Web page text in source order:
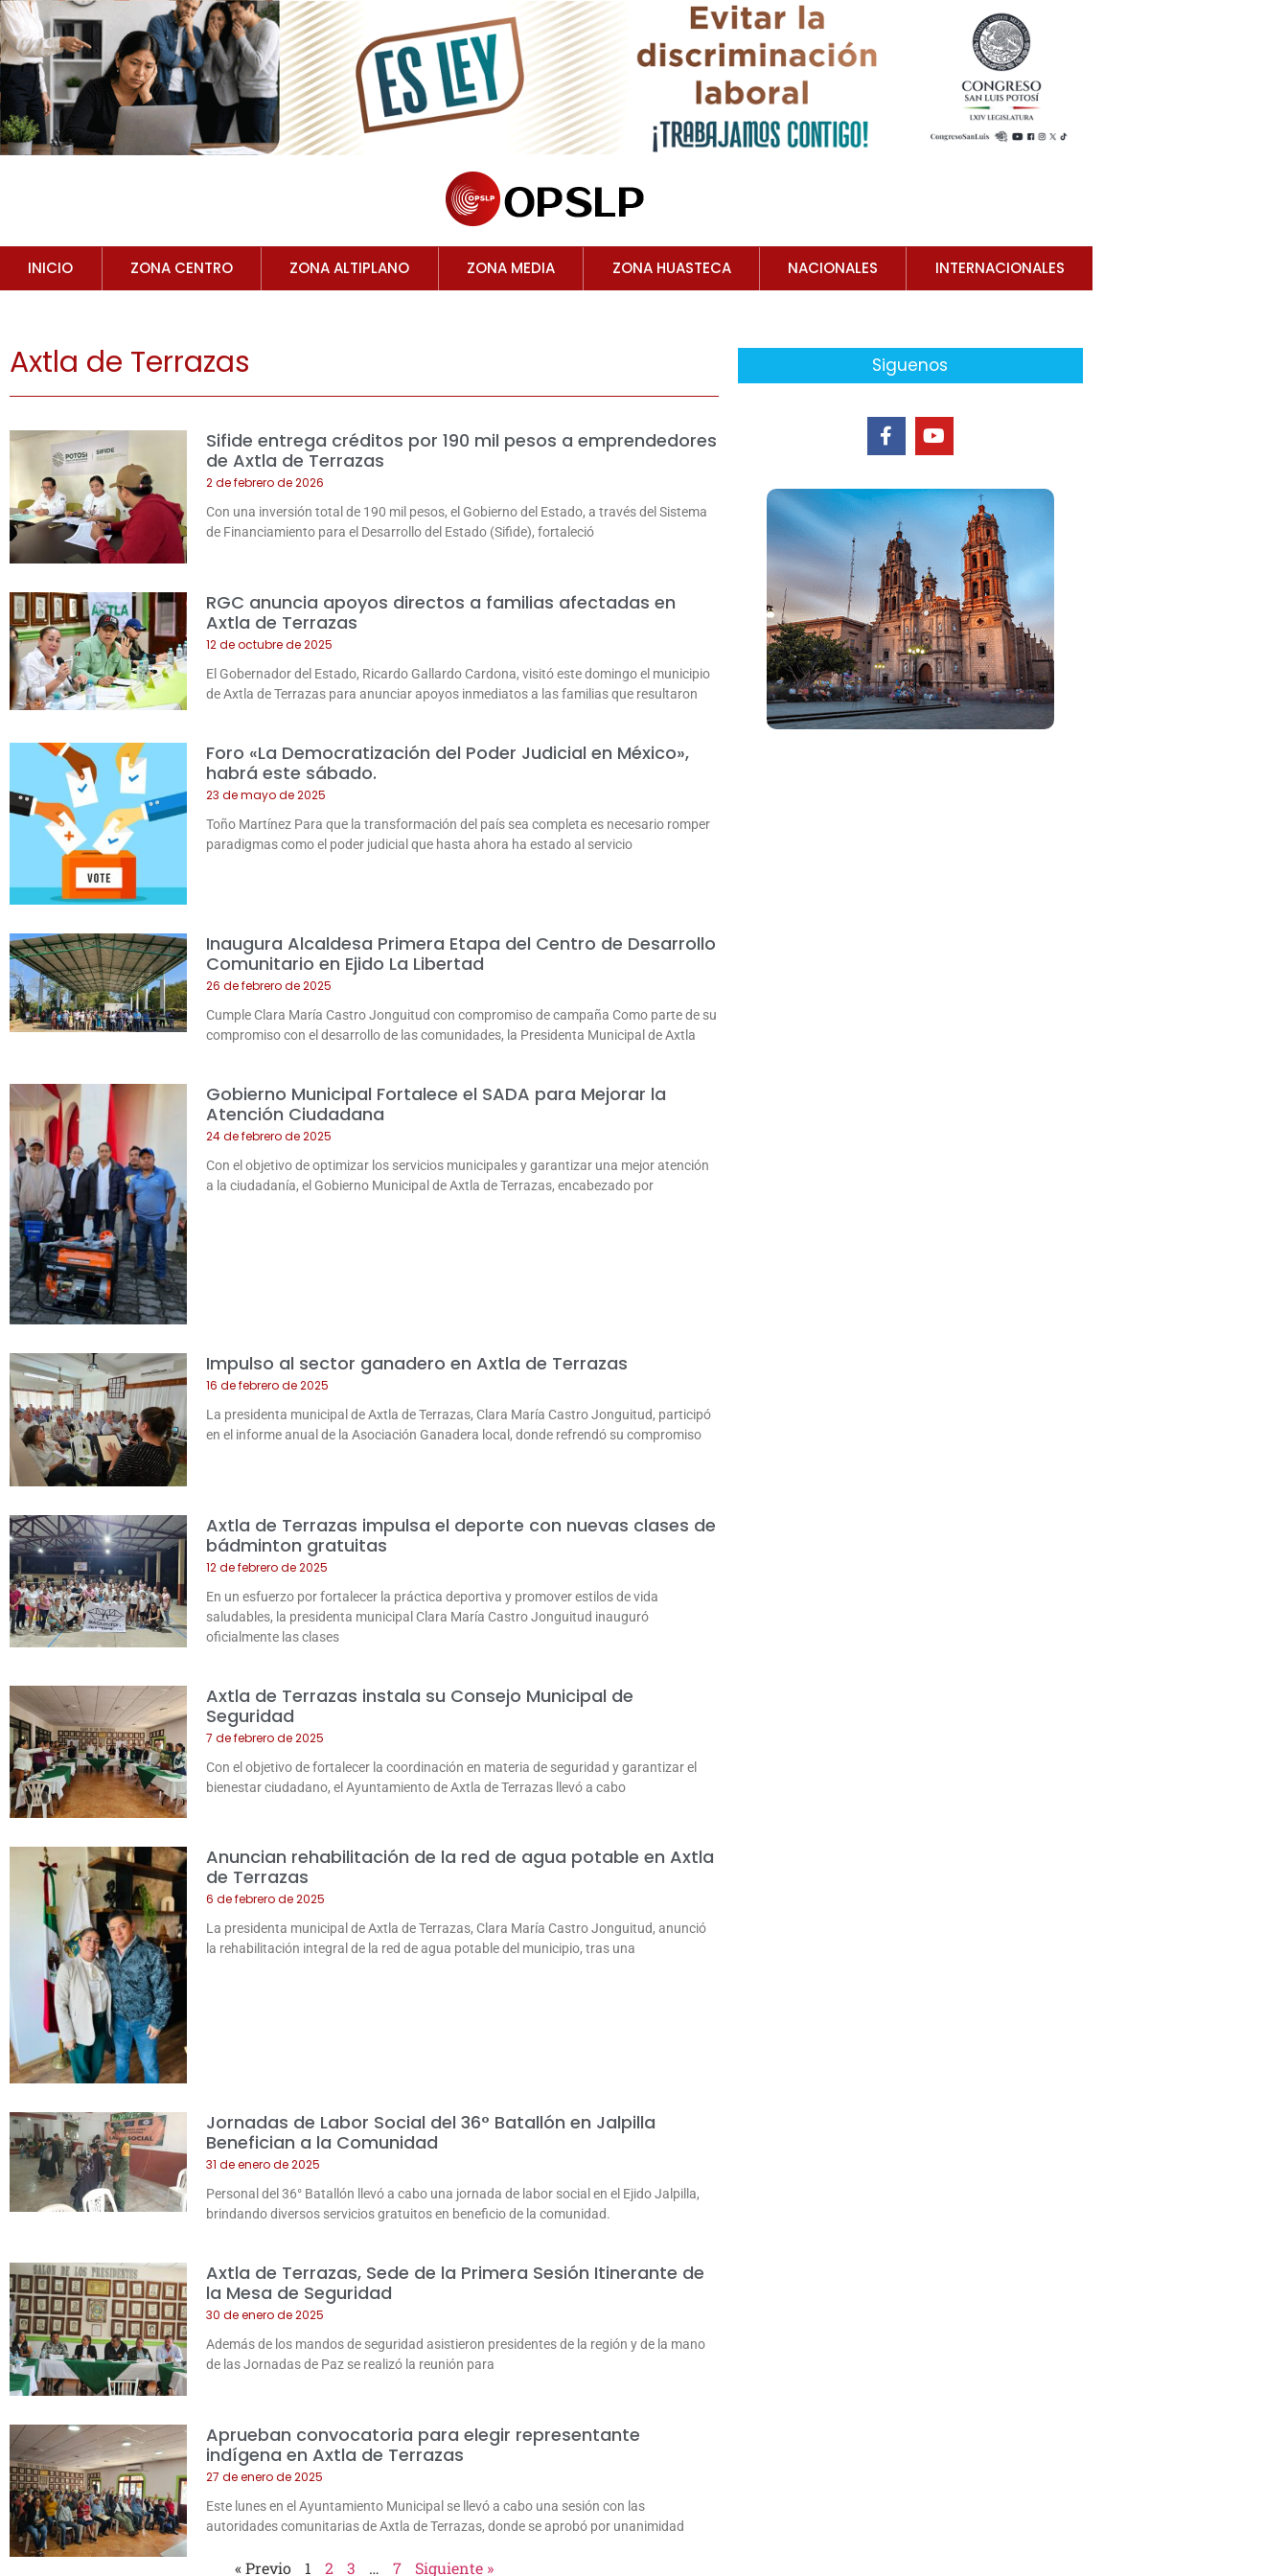
INICIO ZONA CENTRO ZONA ALTIPLANO ZONA MEDIA ZONA HUASTECA NACIONALES INTERNACIONALES
Axtla de Terrazas
Sifide entrega créditos por 190 mil pesos a emprendedores
de Axtla de Terrazas
2 de febrero de 2026
Con una inversión total de 190 mil pesos, el Gobierno del Estado, a través del Sistema
de Financiamiento para el Desarrollo del Estado (Sifide), fortaleció
RGC anuncia apoyos directos a familias afectadas en
Axtla de Terrazas
12 de octubre de 2025
El Gobernador del Estado, Ricardo Gallardo Cardona, visitó este domingo el municipio
de Axtla de Terrazas para anunciar apoyos inmediatos a las familias que resultaron
Foro «La Democratización del Poder Judicial en México»,
habrá este sábado.
23 de mayo de 2025
Toño Martínez Para que la transformación del país sea completa es necesario romper
paradigmas como el poder judicial que hasta ahora ha estado al servicio
Inaugura Alcaldesa Primera Etapa del Centro de Desarrollo
Comunitario en Ejido La Libertad
26 de febrero de 2025
Cumple Clara María Castro Jonguitud con compromiso de campaña Como parte de su
compromiso con el desarrollo de las comunidades, la Presidenta Municipal de Axtla
Gobierno Municipal Fortalece el SADA para Mejorar la
Atención Ciudadana
24 de febrero de 2025
Con el objetivo de optimizar los servicios municipales y garantizar una mejor atención
a la ciudadanía, el Gobierno Municipal de Axtla de Terrazas, encabezado por
Impulso al sector ganadero en Axtla de Terrazas
16 de febrero de 2025
La presidenta municipal de Axtla de Terrazas, Clara María Castro Jonguitud, participó
en el informe anual de la Asociación Ganadera local, donde refrendó su compromiso
Axtla de Terrazas impulsa el deporte con nuevas clases de
bádminton gratuitas
12 de febrero de 2025
En un esfuerzo por fortalecer la práctica deportiva y promover estilos de vida
saludables, la presidenta municipal Clara María Castro Jonguitud inauguró
oficialmente las clases
Axtla de Terrazas instala su Consejo Municipal de
Seguridad
7 de febrero de 2025
Con el objetivo de fortalecer la coordinación en materia de seguridad y garantizar el
bienestar ciudadano, el Ayuntamiento de Axtla de Terrazas llevó a cabo
Anuncian rehabilitación de la red de agua potable en Axtla
de Terrazas
6 de febrero de 2025
La presidenta municipal de Axtla de Terrazas, Clara María Castro Jonguitud, anunció
la rehabilitación integral de la red de agua potable del municipio, tras una
Jornadas de Labor Social del 36° Batallón en Jalpilla
Benefician a la Comunidad
31 de enero de 2025
Personal del 36° Batallón llevó a cabo una jornada de labor social en el Ejido Jalpilla,
brindando diversos servicios gratuitos en beneficio de la comunidad.
Axtla de Terrazas, Sede de la Primera Sesión Itinerante de
la Mesa de Seguridad
30 de enero de 2025
Además de los mandos de seguridad asistieron presidentes de la región y de la mano
de las Jornadas de Paz se realizó la reunión para
Aprueban convocatoria para elegir representante
indígena en Axtla de Terrazas
27 de enero de 2025
Este lunes en el Ayuntamiento Municipal se llevó a cabo una sesión con las
autoridades comunitarias de Axtla de Terrazas, donde se aprobó por unanimidad
« Previo 1 2 3 … 7 Siguiente »
Siguenos